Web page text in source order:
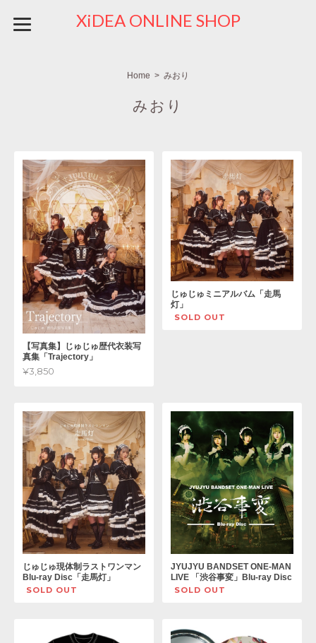
XiDEA ONLINE SHOP
Home みおり
みおり
【写真集】じゅじゅ歴代衣装写
真集「Trajectory」
¥3,850
じゅじゅミニアルバム「走馬
灯」
SOLD OUT
じゅじゅ現体制ラストワンマン
Blu-ray Disc「走馬灯」
SOLD OUT
JYUJYU BANDSET ONE-MAN
LIVE 「渋谷事変」Blu-ray Disc
SOLD OUT